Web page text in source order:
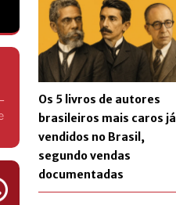
Os 5 livros de autores
brasileiros mais caros já
vendidos no Brasil,
segundo vendas
documentadas